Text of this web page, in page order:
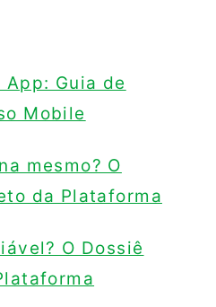
App: Guia de
Mobile
mesmo? O
da Plataforma
O Dossiê